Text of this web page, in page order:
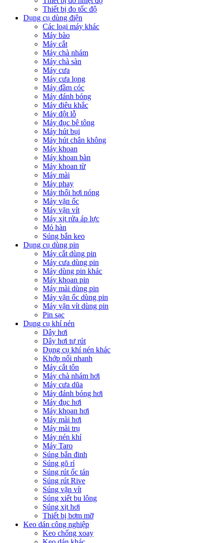
Thiết bị đo tốc độ
Dụng cụ dùng điện
Các loại máy khác
Máy bào
Máy cắt
Máy chà nhám
Máy chà sàn
Máy cưa
Máy cưa lọng
Máy đầm cóc
Máy đánh bóng
Máy điêu khắc
Máy đột lỗ
Máy đục bê tông
Máy hút bụi
Máy hút chân không
Máy khoan
Máy khoan bàn
Máy khoan từ
Máy mài
Máy phay
Máy thổi hơi nóng
Máy vặn ốc
Máy vặn vít
Máy xịt rửa áp lực
Mỏ hàn
Súng bắn keo
Dụng cụ dùng pin
Máy cắt dùng pin
Máy cưa dùng pin
Máy dùng pin khác
Máy khoan pin
Máy mài dùng pin
Máy vặn ốc dùng pin
Máy vặn vít dùng pin
Pin sạc
Dụng cụ khí nén
Dây hơi
Dây hơi tự rút
Dụng cụ khí nén khác
Khớp nối nhanh
Máy cắt tôn
Máy chà nhám hơi
Máy cưa dũa
Máy đánh bóng hơi
Máy đục hơi
Máy khoan hơi
Máy mài hơi
Máy mài trụ
Máy nén khí
Máy Taro
Súng bắn đinh
Súng gõ rỉ
Súng rút ốc tán
Súng rút Rive
Súng vặn vít
Súng xiết bu lông
Súng xịt hơi
Thiết bị bơm mỡ
Keo dán công nghiệp
Keo chống xoay